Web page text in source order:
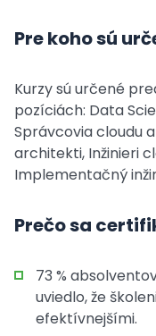
Pre koho sú
Kurzy sú určené
pozíciách: Data
Správcovia cloudu
architekti, Inžinieri
Implementačný
Prečo sa
73 %
uviedlo, že
efektívnejšími.